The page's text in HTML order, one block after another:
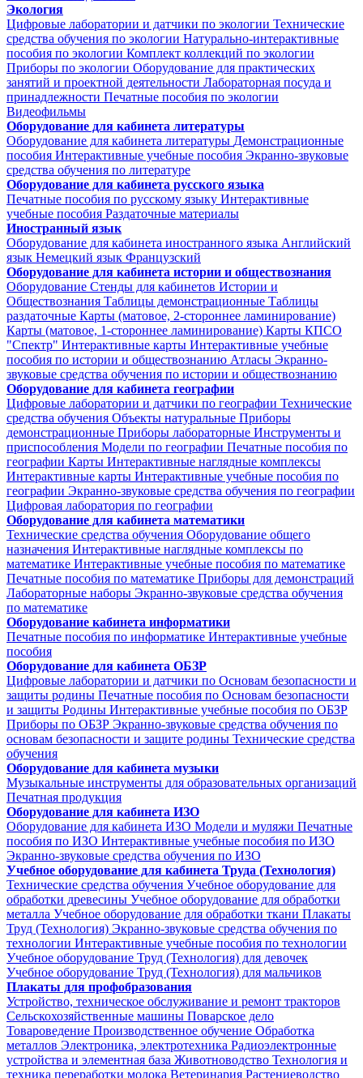
Экология
Цифровые лаборатории и датчики по экологии Технические
средства обучения по экологии Натурально-интерактивные
пособия по экологии Комплект коллекций по экологии
Приборы по экологии Оборудование для практических
занятий и проектной деятельности Лабораторная посуда и
принадлежности Печатные пособия по экологии
Видеофильмы
Оборудование для кабинета литературы
Оборудование для кабинета литературы Демонстрационные
пособия Интерактивные учебные пособия Экранно-звуковые
средства обучения по литературе
Оборудование для кабинета русского языка
Печатные пособия по русскому языку Интерактивные
учебные пособия Раздаточные материалы
Иностранный язык
Оборудование для кабинета иностранного языка Английский
язык Немецкий язык Французский
Оборудование для кабинета истории и обществознания
Оборудование Стенды для кабинетов Истории и
Обществознания Таблицы демонстрационные Таблицы
раздаточные Карты (матовое, 2-стороннее ламинирование)
Карты (матовое, 1-стороннее ламинирование) Карты КПСО
"Спектр" Интерактивные карты Интерактивные учебные
пособия по истории и обществознанию Атласы Экранно-
звуковые средства обучения по истории и обществознанию
Оборудование для кабинета географии
Цифровые лаборатории и датчики по географии Технические
средства обучения Объекты натуральные Приборы
демонстрационные Приборы лабораторные Инструменты и
приспособления Модели по географии Печатные пособия по
географии Карты Интерактивные наглядные комплексы
Интерактивные карты Интерактивные учебные пособия по
географии Экранно-звуковые средства обучения по географии
Цифровая лаборатория по географии
Оборудование для кабинета математики
Технические средства обучения Оборудование общего
назначения Интерактивные наглядные комплексы по
математике Интерактивные учебные пособия по математике
Печатные пособия по математике Приборы для демонстраций
Лабораторные наборы Экранно-звуковые средства обучения
по математике
Оборудование кабинета информатики
Печатные пособия по информатике Интерактивные учебные
пособия
Оборудование для кабинета ОБЗР
Цифровые лаборатории и датчики по Основам безопасности и
защиты родины Печатные пособия по Основам безопасности
и защиты Родины Интерактивные учебные пособия по ОБЗР
Приборы по ОБЗР Экранно-звуковые средства обучения по
основам безопасности и защите родины Технические средства
обучения
Оборудование для кабинета музыки
Музыкальные инструменты для образовательных организаций
Печатная продукция
Оборудование для кабинета ИЗО
Оборудование для кабинета ИЗО Модели и муляжи Печатные
пособия по ИЗО Интерактивные учебные пособия по ИЗО
Экранно-звуковые средства обучения по ИЗО
Учебное оборудование для кабинета Труда (Технология)
Технические средства обучения Учебное оборудование для
обработки древесины Учебное оборудование для обработки
металла Учебное оборудование для обработки ткани Плакаты
Труд (Технология) Экранно-звуковые средства обучения по
технологии Интерактивные учебные пособия по технологии
Учебное оборудование Труд (Технология) для девочек
Учебное оборудование Труд (Технология) для мальчиков
Плакаты для профобразования
Устройство, техническое обслуживание и ремонт тракторов
Сельскохозяйственные машины Поварское дело
Товароведение Производственное обучение Обработка
металлов Электроника, электротехника Радиоэлектронные
устройства и элементная база Животноводство Технология и
техника переработки молока Ветеринария Растениеводство